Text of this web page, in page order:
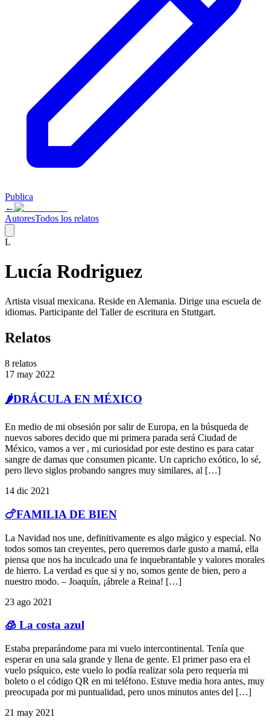
Publica
←
AutoresTodos los relatos
L
Lucía Rodriguez
Artista visual mexicana. Reside en Alemania. Dirige una escuela de
idiomas. Participante del Taller de escritura en Stuttgart.
Relatos
8 relatos
17 may 2022
🌶️DRÁCULA EN MÉXICO
En medio de mi obsesión por salir de Europa, en la búsqueda de
nuevos sabores decido que mi primera parada será Ciudad de
México, vamos a ver , mi curiosidad por este destino es para catar
sangre de damas que consumen picante. Un capricho exótico, lo sé,
pero llevo siglos probando sangres muy similares, al […]
14 dic 2021
🍗FAMILIA DE BIEN
La Navidad nos une, definitivamente es algo mágico y especial. No
todos somos tan creyentes, pero queremos darle gusto a mamá, ella
piensa que nos ha inculcado una fe inquebrantable y valores morales
de hierro. La verdad es que si y no, somos gente de bien, pero a
nuestro modo. – Joaquín, ¡ábrele a Reina! […]
23 ago 2021
🧊 La costa azul
Estaba preparándome para mi vuelo intercontinental. Tenía que
esperar en una sala grande y llena de gente. El primer paso era el
vuelo psíquico, este vuelo lo podía realizar sola pero requería mi
boleto o el código QR en mi teléfono. Estuve media hora antes, muy
preocupada por mi puntualidad, pero unos minutos antes del […]
21 may 2021